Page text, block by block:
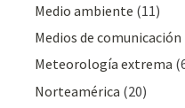
Medio ambiente (11)
Medios de comunicación
Meteorologí­a extrema
Norteamérica (20)